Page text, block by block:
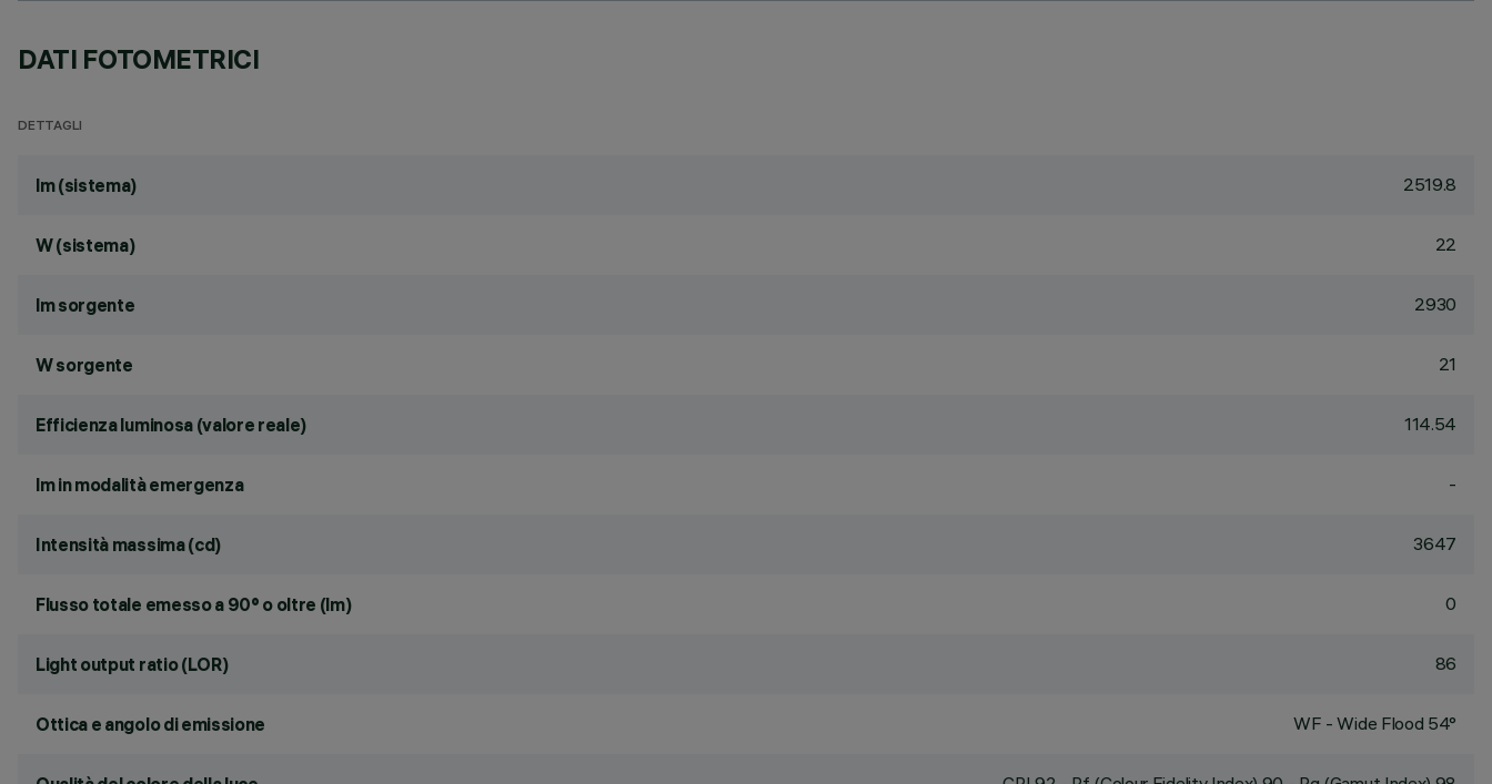
DATI FOTOMETRICI
DETTAGLI
lm (sistema) 2519.8
W (sistema) 22
lm sorgente 2930
W sorgente 21
Efficienza luminosa (valore reale) 114.54
lm in modalità emergenza -
Intensità massima (cd) 3647
Flusso totale emesso a 90° o oltre (lm) 0
Light output ratio (LOR) 86
Ottica e angolo di emissione WF - Wide Flood 54°